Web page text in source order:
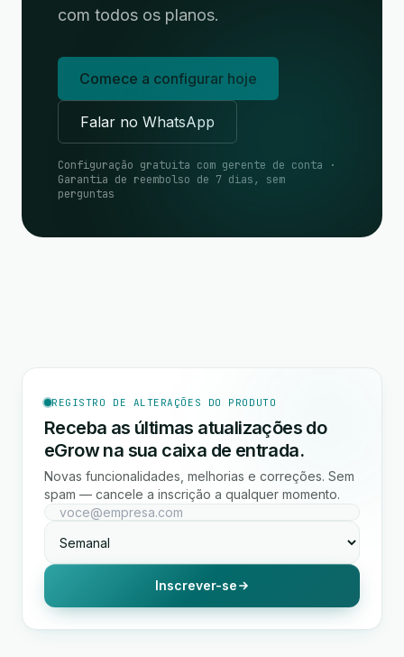
com todos os planos.
Comece a configurar hoje
Falar no WhatsApp
Configuração gratuita com gerente de conta ·
Garantia de reembolso de 7 dias, sem
perguntas
REGISTRO DE ALTERAÇÕES DO PRODUTO
Receba as últimas atualizações do
eGrow na sua caixa de entrada.
Novas funcionalidades, melhorias e correções. Sem
spam — cancele a inscrição a qualquer momento.
Inscrever-se